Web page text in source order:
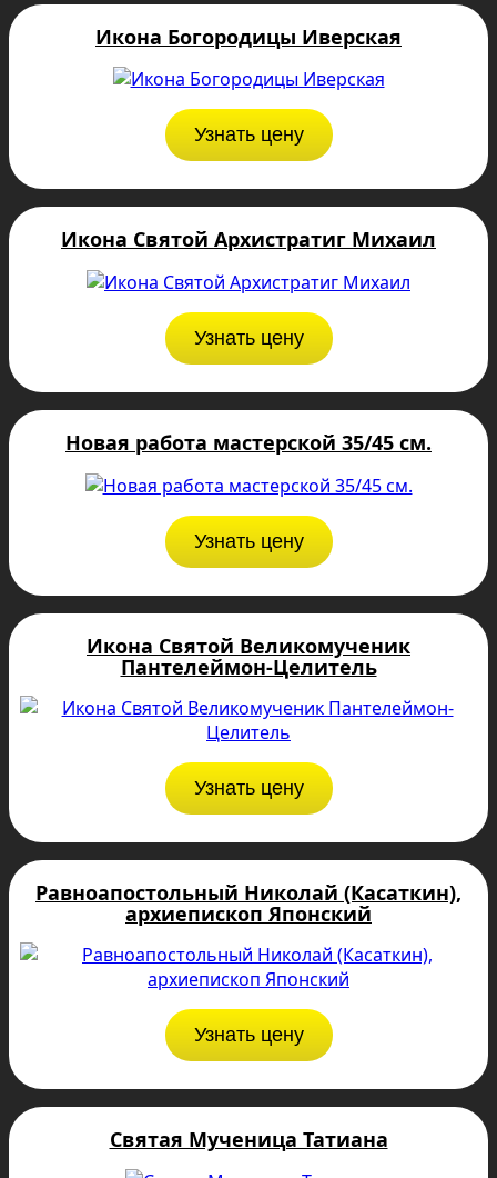
Икона Богородицы Иверская
Узнать цену
Икона Святой Архистратиг Михаил
Узнать цену
Новая работа мастерской 35/45 см.
Узнать цену
Икона Святой Великомученик
Пантелеймон-Целитель
Узнать цену
Равноапостольный Николай (Касаткин),
архиепископ Японский
Узнать цену
Святая Мученица Татиана